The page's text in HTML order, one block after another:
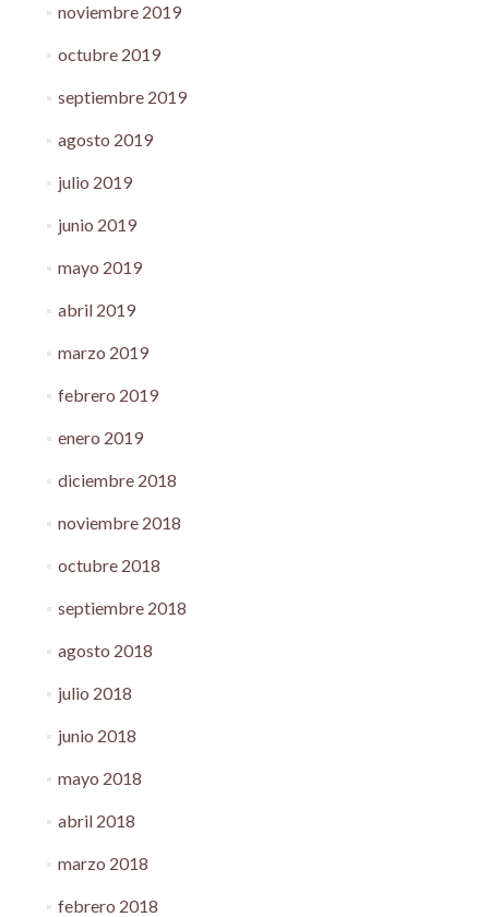
noviembre 2019
octubre 2019
septiembre 2019
agosto 2019
julio 2019
junio 2019
mayo 2019
abril 2019
marzo 2019
febrero 2019
enero 2019
diciembre 2018
noviembre 2018
octubre 2018
septiembre 2018
agosto 2018
julio 2018
junio 2018
mayo 2018
abril 2018
marzo 2018
febrero 2018